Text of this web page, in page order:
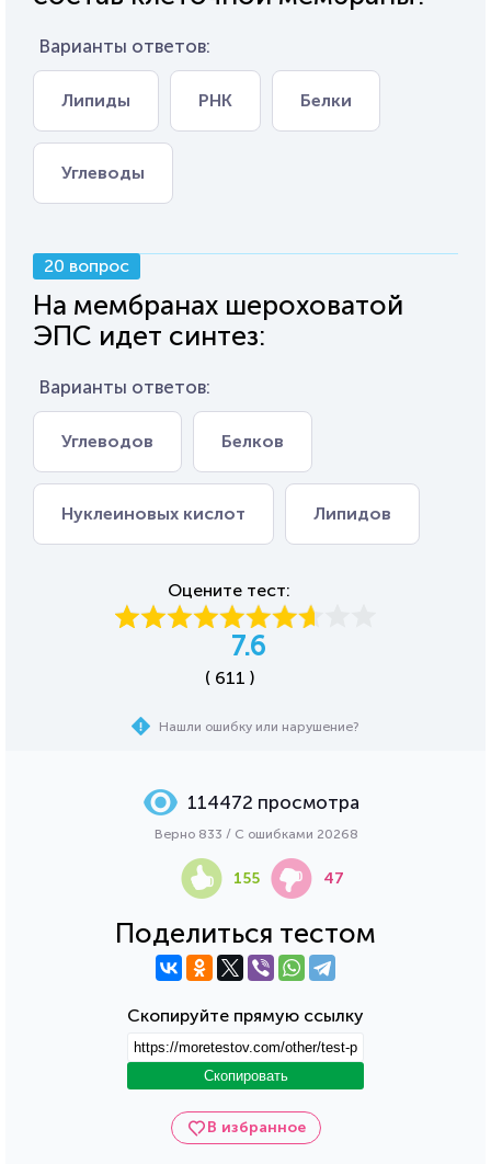
Варианты ответов:
Липиды РНК Белки
Углеводы
20 вопрос
На мембранах шероховатой
ЭПС идет синтез:
Варианты ответов:
Углеводов Белков
Нуклеиновых кислот Липидов
Оцените тест:
7.6
( 611 )
Нашли ошибку или нарушение?
В избранное
Поделиться тестом
Скопируйте прямую ссылку
Скопировать
114472 просмотра
Верно 833 / С ошибками 20268
155 47